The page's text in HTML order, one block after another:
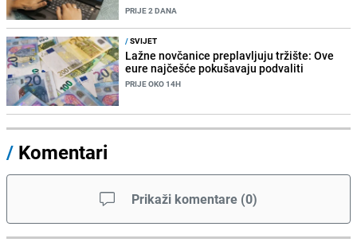
PRIJE 2 DANA
/SVIJET
Lažne novčanice preplavljuju tržište: Ove
eure najčešće pokušavaju podvaliti
PRIJE OKO 14H
/ Komentari
Prikaži komentare (0)